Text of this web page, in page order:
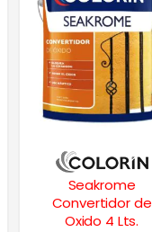
Seakrome
Convertidor de
Oxido 4 Lts.